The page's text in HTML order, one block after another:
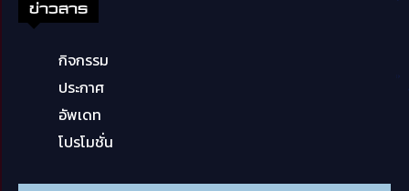
ข่าวสาร
กิจกรรม
ประกาศ
อัพเดท
โปรโมชั่น